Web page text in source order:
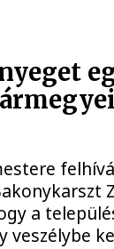
a
veszélybe